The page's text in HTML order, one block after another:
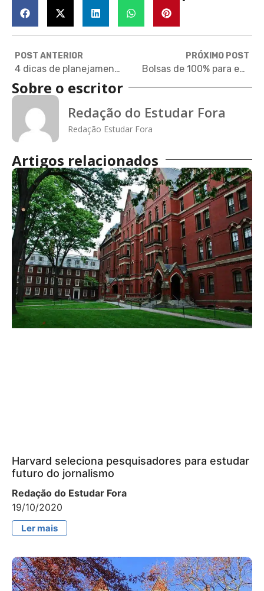
POST ANTERIOR
4 dicas de planejamento para se proteger de imprevistos em viagens internacionais
PRÓXIMO POST
Bolsas de 100% para estudantes de 11 a 14 anos em escola Britânica de São Paulo
Sobre o escritor
Redação do Estudar Fora
Redação Estudar Fora
Artigos relacionados
Harvard seleciona pesquisadores para estudar
futuro do jornalismo
Redação do Estudar Fora
19/10/2020
Ler mais